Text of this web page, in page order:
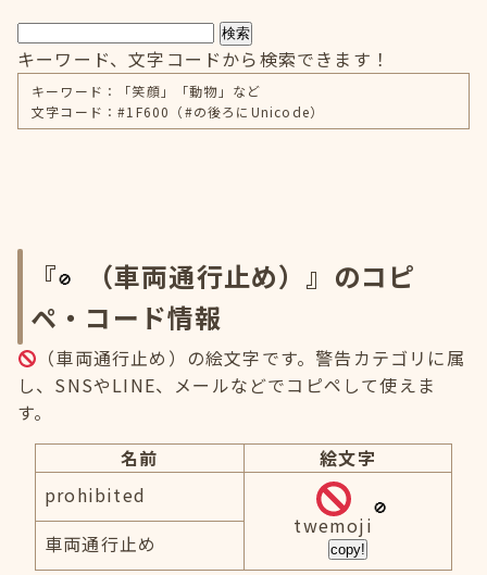
検索
キーワード、文字コードから検索できます！
キーワード：「笑顔」「動物」など
文字コード：#1F600（#の後ろにUnicode）
『
（車両通行止め）』のコピ
ペ・コード情報
（車両通行止め）の絵文字です。警告カテゴリに属
し、SNSやLINE、メールなどでコピペして使えま
す。
名前
絵文字
prohibited
twemoji
copy!
車両通行止め